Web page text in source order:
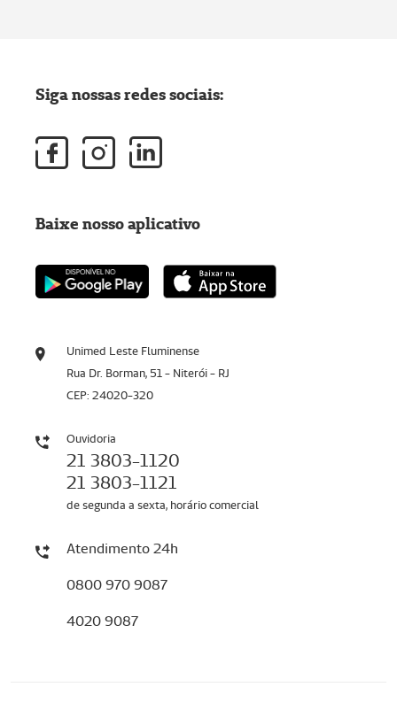
Unimed Leste Fluminense
Rua Dr. Borman, 51 - Niterói - RJ
CEP: 24020-320
Ouvidoria
21 3803-1120
21 3803-1121
de segunda a sexta, horário comercial
Atendimento 24h
0800 970 9087
4020 9087
Siga nossas redes sociais:
Baixe nosso aplicativo